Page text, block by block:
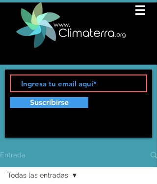
Suscribirse
Entrada
Todas las entradas